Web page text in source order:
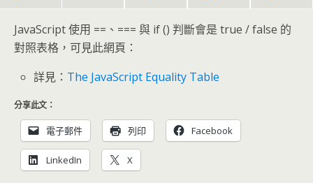
JavaScript 使用 ==、=== 與 if () 判斷會是 true / false 的
對照表格，可見此網頁：
詳見： The JavaScript Equality Table
分享此文：
電子郵件 列印 Facebook
LinkedIn X